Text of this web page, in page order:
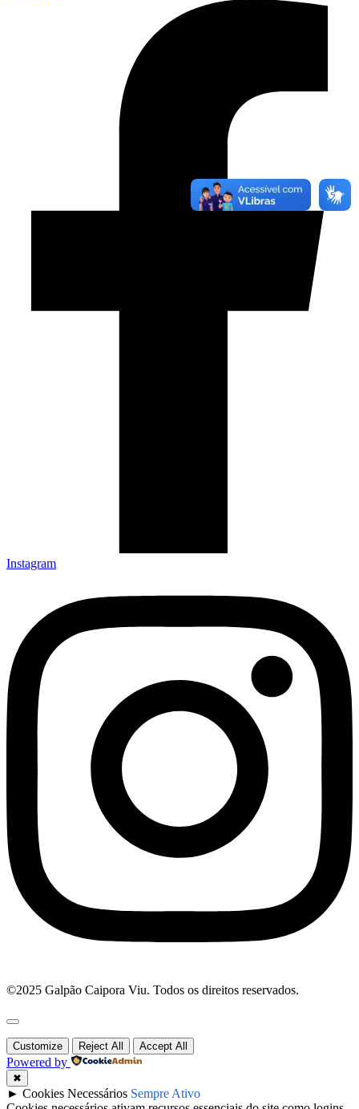
Instagram
©2025 Galpão Caipora Viu. Todos os direitos reservados.
Customize Reject All Accept All
Powered by
✖
► Cookies Necessários Sempre Ativo